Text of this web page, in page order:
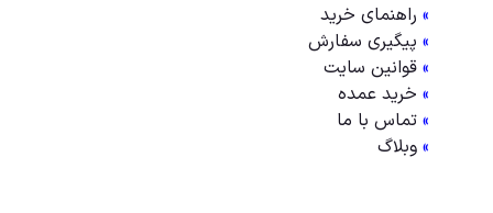
» راهنمای خرید
» پیگیری سفارش
» قوانین سایت
» خرید عمده
» تماس با ما
» وبلاگ